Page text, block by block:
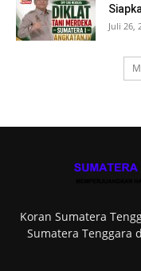
Juli 26,
Koran Sumatera
Sumatera Tenggara